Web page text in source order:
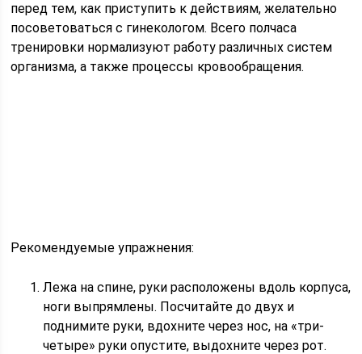
перед тем, как приступить к действиям, желательно
посоветоваться с гинекологом. Всего полчаса
тренировки нормализуют работу различных систем
организма, а также процессы кровообращения.
Рекомендуемые упражнения:
Лежа на спине, руки расположены вдоль корпуса,
ноги выпрямлены. Посчитайте до двух и
поднимите руки, вдохните через нос, на «три-
четыре» руки опустите, выдохните через рот.